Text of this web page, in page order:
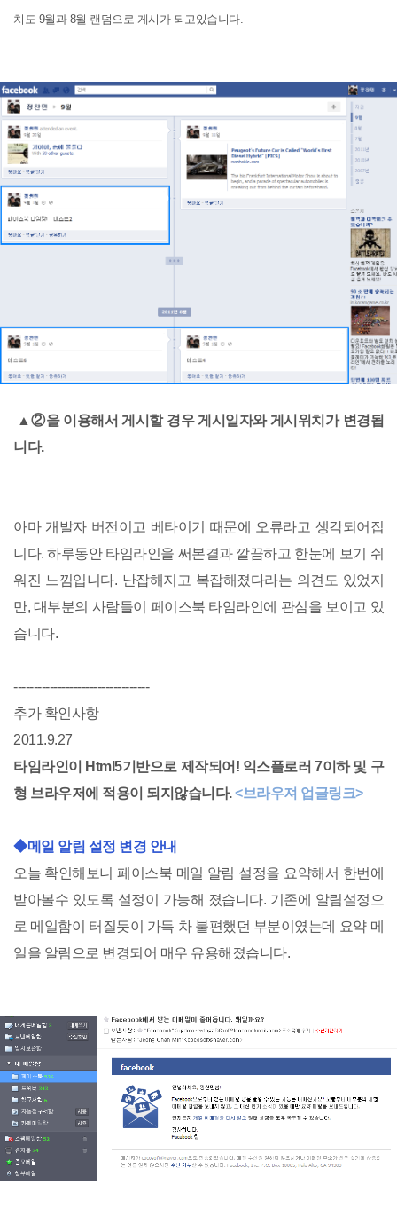
치도 9월과 8월 랜덤으로 게시가 되고있습니다.
▲②을 이용해서 게시할 경우 게시일자와 게시위치가 변경됩
니다.
아마 개발자 버전이고 베타이기 때문에 오류라고 생각되어집
니다. 하루동안 타임라인을 써본결과 깔끔하고 한눈에 보기 쉬
워진 느낌입니다. 난잡해지고 복잡해졌다라는 의견도 있었지
만, 대부분의 사람들이 페이스북 타임라인에 관심을 보이고 있
습니다.
----------------------------------
추가 확인사항
2011.9.27
타임라인이 Html5기반으로 제작되어! 익스플로러 7이하 및 구
형 브라우저에 적용이 되지않습니다.<브라우져 업글링크>
◆메일 알림 설정 변경 안내
오늘 확인해보니 페이스북 메일 알림 설정을 요약해서 한번에
받아볼수 있도록 설정이 가능해 졌습니다. 기존에 알림설정으
로 메일함이 터질듯이 가득 차 불편했던 부분이였는데 요약 메
일을 알림으로 변경되어 매우 유용해졌습니다.